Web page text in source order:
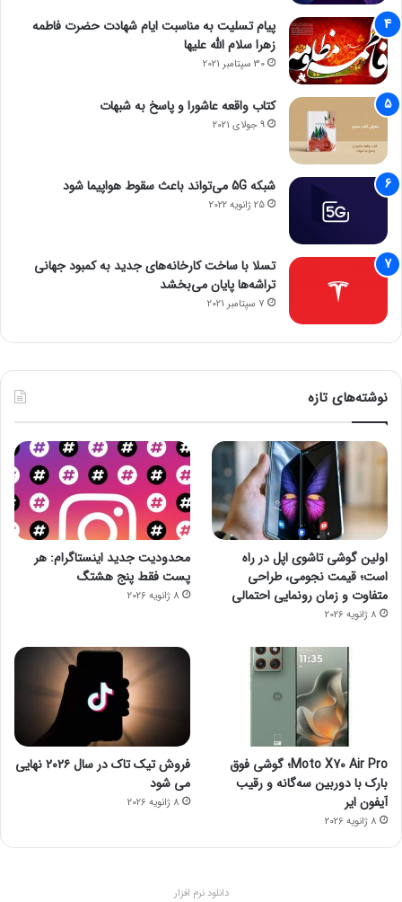
پیام تسلیت به مناسبت ایام شهادت حضرت فاطمه
زهرا سلام الله علیها
30 سپتامبر 2021
کتاب واقعه عاشورا و پاسخ به شبهات
9 جولای 2021
شبکه 5G می‌تواند باعث سقوط هواپیما شود
25 ژانویه 2022
تسلا با ساخت کارخانه‌های جدید به کمبود جهانی
تراشه‌ها پایان می‌بخشد
7 سپتامبر 2021
نوشته‌های تازه
اولین گوشی تاشوی اپل در راه
است؛ قیمت نجومی، طراحی
متفاوت و زمان رونمایی احتمالی
8 ژانویه 2026
محدودیت جدید اینستاگرام: هر
پست فقط پنج هشتگ
8 ژانویه 2026
Moto X70 Air Pro؛ گوشی فوق
بارک با دوربین سه‌گانه و رقیب
آیفون ایر
8 ژانویه 2026
فروش تیک تاک در سال ۲۰۲۶ نهایی
می شود
8 ژانویه 2026
دانلود نرم افزار